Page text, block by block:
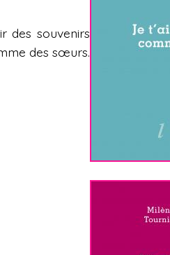
des souvenirs
des sœurs.